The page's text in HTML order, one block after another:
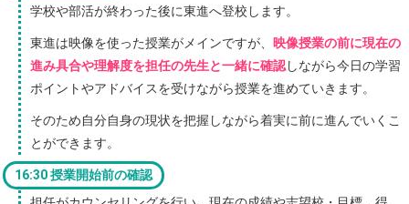
学校や部活が終わった後に東進へ登校します。
東進は映像を使った授業がメインですが、 映像授業の前に現在の
進み具合や理解度を担任の先生と一緒に確認しながら今日の学習
ポイントやアドバイスを受けながら授業を進めていきます。
そのため自分自身の現状を把握しながら着実に前に進んでいくこ
とができます。
16:30 授業開始前の確認